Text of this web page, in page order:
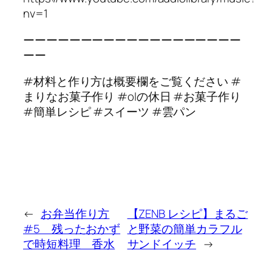
nv=1
ーーーーーーーーーーーーーーーーーーー
ーー
#材料と作り方は概要欄をご覧ください #
まりなお菓子作り #olの休日 #お菓子作り
#簡単レシピ #スイーツ #雲パン
← お弁当作り方
#5 残ったおかず
で時短料理 香水
【ZENB レシピ】まるご
と野菜の簡単カラフル
サンドイッチ →